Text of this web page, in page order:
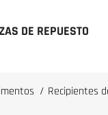
DE REPUESTO
/ Recipientes